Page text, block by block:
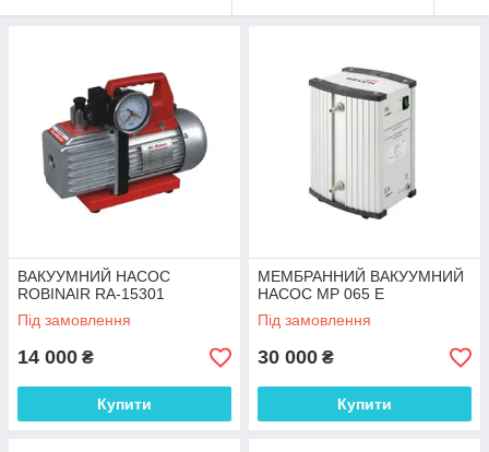
ВАКУУМНИЙ НАСОС
ROBINAIR RA-15301
Під замовлення
14 000 ₴
Купити
МЕМБРАННИЙ ВАКУУМНИЙ
НАСОС MP 065 E
Під замовлення
30 000 ₴
Купити